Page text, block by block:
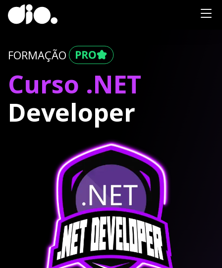
FORMAÇÃO
Curso .NET
Developer